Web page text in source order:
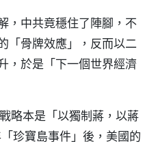
，中共竟穩住了陣腳，不
「骨牌效應」，反而以二
，於是「下一個世界經濟
略本是「以獨制蔣，以蔣
珍寶島事件」後，美國的